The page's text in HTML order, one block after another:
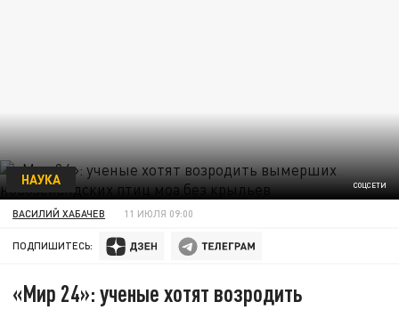
СОЦСЕТИ
НАУКА
ВАСИЛИЙ ХАБАЧЕВ 11 ИЮЛЯ 09:00
ПОДПИШИТЕСЬ:
«Мир 24»: ученые хотят возродить